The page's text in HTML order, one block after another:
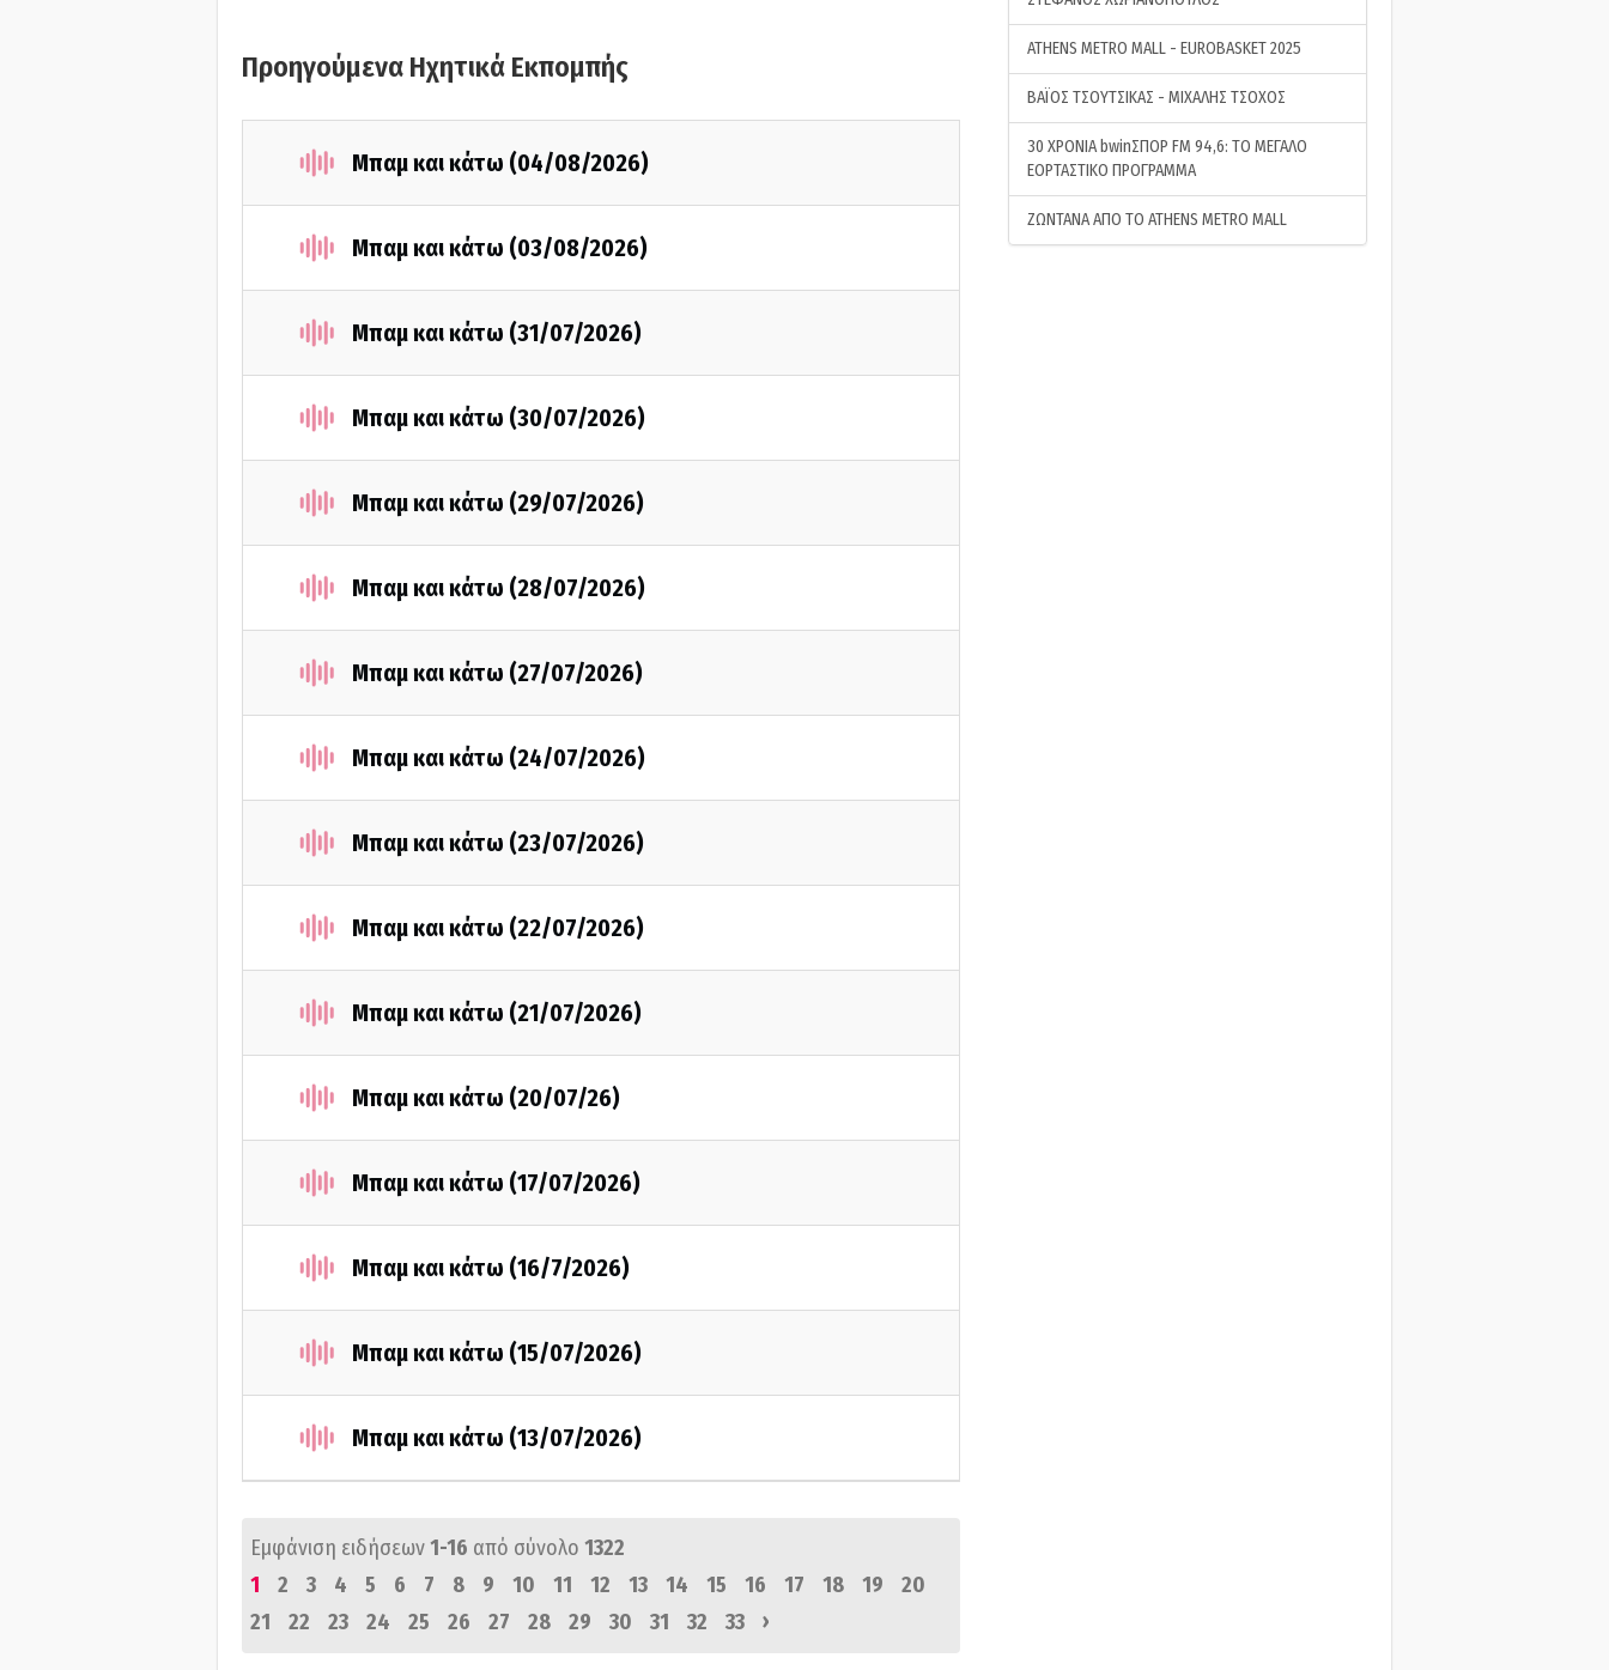
Προηγούμενα Ηχητικά Εκπομπής
Μπαμ και κάτω (04/08/2026)
Μπαμ και κάτω (03/08/2026)
Μπαμ και κάτω (31/07/2026)
Μπαμ και κάτω (30/07/2026)
Μπαμ και κάτω (29/07/2026)
Μπαμ και κάτω (28/07/2026)
Μπαμ και κάτω (27/07/2026)
Μπαμ και κάτω (24/07/2026)
Μπαμ και κάτω (23/07/2026)
Μπαμ και κάτω (22/07/2026)
Μπαμ και κάτω (21/07/2026)
Μπαμ και κάτω (20/07/26)
Μπαμ και κάτω (17/07/2026)
Μπαμ και κάτω (16/7/2026)
Μπαμ και κάτω (15/07/2026)
Μπαμ και κάτω (13/07/2026)
Εμφάνιση ειδήσεων1-16 από σύνολο 1322
1
2 3 4 5 6 7 8 9 10 11 12 13 14 15 16 17 18 19
20
21
22 23 24 25 26 27 28 29 30 31 32 33 ›
ATHENS METRO MALL - EUROBASKET 2025
ΒΑΪΟΣ ΤΣΟΥΤΣΙΚΑΣ - ΜΙΧΑΛΗΣ ΤΣΟΧΟΣ
30 ΧΡΟΝΙΑ bwinΣΠΟΡ FM 94,6: ΤΟ ΜΕΓΑΛΟ
ΕΟΡΤΑΣΤΙΚΟ ΠΡΟΓΡΑΜΜΑ
ΖΩΝΤΑΝΑ ΑΠΟ ΤΟ ATHENS METRO MALL